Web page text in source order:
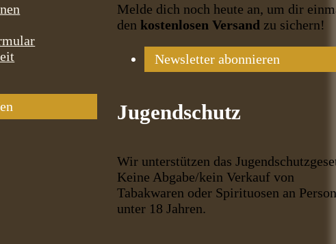
Melde dich noch heute an, um dir
denkostenlosen Versand zu sichern!
Newsletter abonnieren
Jugendschutz
Wir unterstützen das
Keine Abgabe/kein Verkauf von
Tabakwaren oder Spirituosen an
unter 18 Jahren.